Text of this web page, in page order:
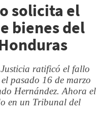
solicita el
bienes del
ratificó el fallo
pasado 16 de marzo
Hernández. Ahora el
en un Tribunal del